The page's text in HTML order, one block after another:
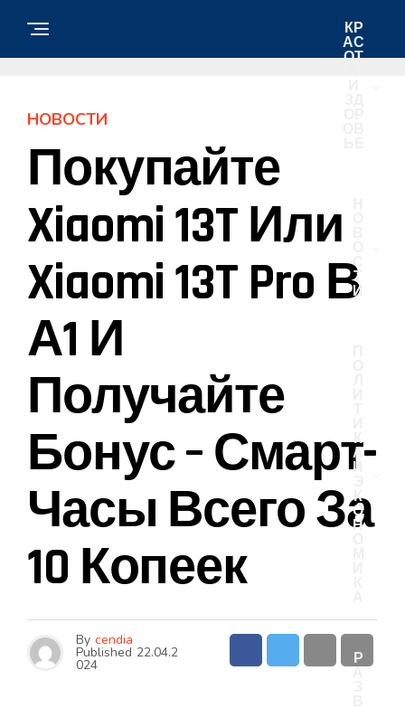
КР
АС
ОТ
С
Т
И
К
А
И
К
О
Н
Р
НОВОСТИ
Покупайте
Xiaomi 13T Или
Xiaomi 13T Pro В
А1 И
Получайте
Бонус – Смарт-
Часы Всего За
10 Копеек
By cendia
Published 22.04.2
024